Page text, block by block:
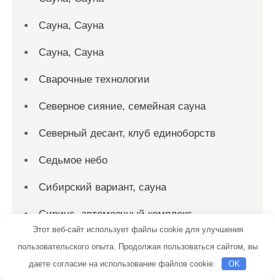
Сауна, Сауна
Сауна, Сауна
Сварочные технологии
Северное сияние, семейная сауна
Северный десант, клуб единоборств
Седьмое небо
Сибирский вариант, сауна
Сириус, автомоечный комплекс
Скиф, автомойка
Скиф, автомойка
Этот веб-сайт использует файлы cookie для улучшения
пользовательского опыта. Продолжая пользоваться сайтом, вы
даете согласие на использование файлов cookie.
OK